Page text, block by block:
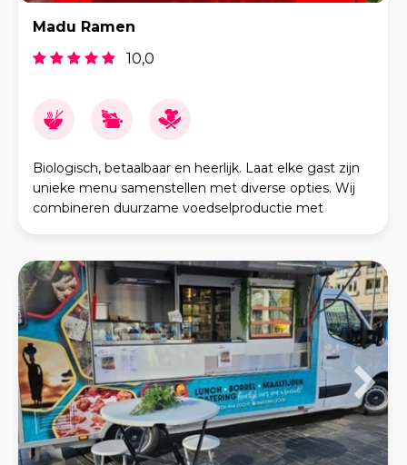
Madu Ramen
10,0
Biologisch, betaalbaar en heerlijk. Laat elke gast zijn
unieke menu samenstellen met diverse opties. Wij
combineren duurzame voedselproductie met